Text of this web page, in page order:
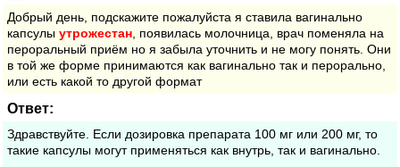
Добрый день, подскажите пожалуйста я ставила вагинально
капсулы утрожестан , появилась молочница, врач поменяла на
пероральный приём но я забыла уточнить и не могу понять. Они
в той же форме принимаются как вагинально так и перорально,
или есть какой то другой формат
Ответ:
Здравствуйте. Если дозировка препарата 100 мг или 200 мг, то
такие капсулы могут применяться как внутрь, так и вагинально.